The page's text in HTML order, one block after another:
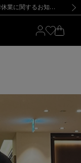
新規登録のお客様も対象！＜MY BARNEYS＞会員のお客様は11,000円（税込）以上のお買上げで常時送料無料！お買い物の際は会員登録を！
せ】(2026.8.7) 【オンラインストア カスタマーセンター夏季休業に関するお知らせ】（2026.8.7）
【夏季休業に伴う返品・交換承り一時停止のお知らせ】（2026.8.5）
のお届けについて
ご注意事項 新規登録のお客様も対象！＜MY BARNEYS＞会員のお客様は11,000円（税込）以上のお買上げで常時送料無料！お買い物の際は会員登録を！
せ】(2026.8.7)